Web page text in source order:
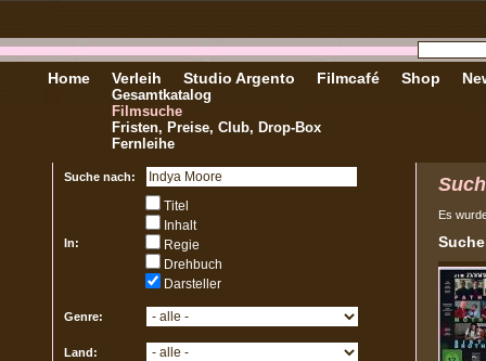
Home Verleih
Gesamtkatalog
Filmsuche
Fristen, Preise, Club, Drop-Box
Fernleihe
Studio Argento Filmcafé Shop
Suche nach:
In:
Titel
Inhalt
Regie
Drehbuch
Darsteller
Genre:
Land:
Es